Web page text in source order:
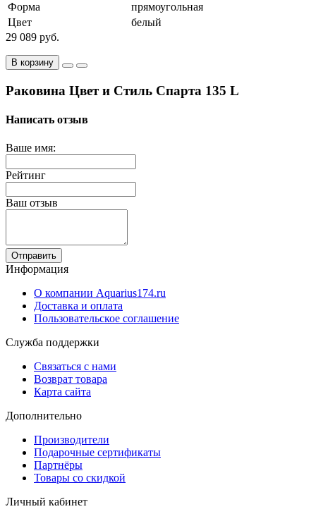
Форма
прямоугольная
Цвет
белый
29 089 руб.
В корзину
Раковина Цвет и Стиль Спарта 135 L
Написать отзыв
Ваше имя:
Рейтинг
Ваш отзыв
Отправить
Информация
О компании Aquarius174.ru
Доставка и оплата
Пользовательское соглашение
Служба поддержки
Связаться с нами
Возврат товара
Карта сайта
Дополнительно
Производители
Подарочные сертификаты
Партнёры
Товары со скидкой
Личный кабинет